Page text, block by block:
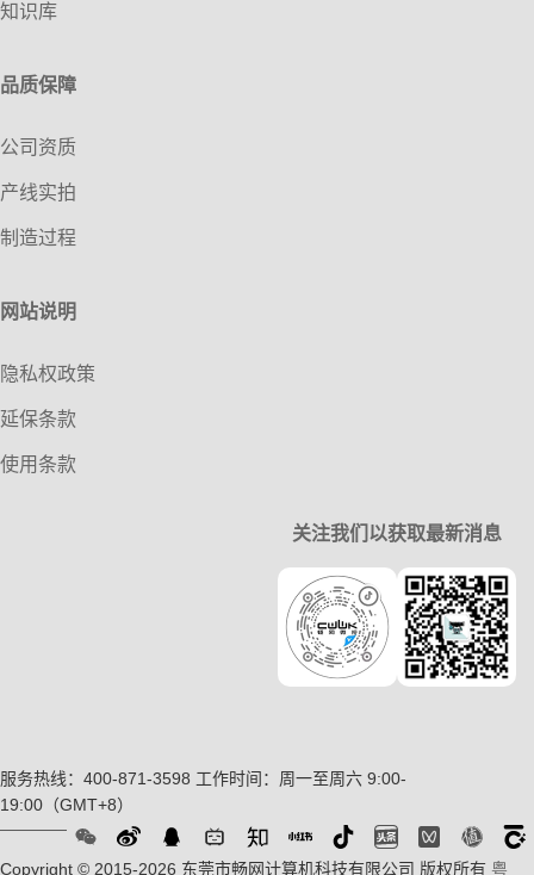
知识库
品质保障
公司资质
产线实拍
制造过程
网站说明
隐私权政策
延保条款
使用条款
关注我们以获取最新消息
服务热线：400-871-3598 工作时间：周一至周六 9:00-
19:00（GMT+8）
Copyright © 2015-2026 东莞市畅网计算机科技有限公司 版权所有 粤